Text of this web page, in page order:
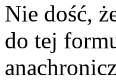
Nie dość,
do tej